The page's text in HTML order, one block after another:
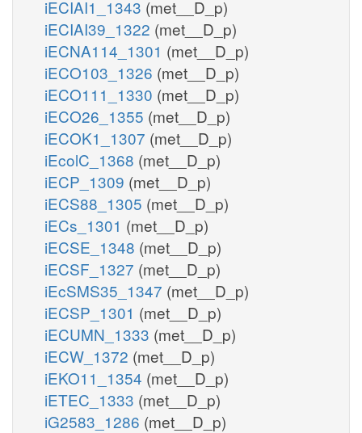
iECIAI1_1343 (met__D_p)
iECIAI39_1322 (met__D_p)
iECNA114_1301 (met__D_p)
iECO103_1326 (met__D_p)
iECO111_1330 (met__D_p)
iECO26_1355 (met__D_p)
iECOK1_1307 (met__D_p)
iEcolC_1368 (met__D_p)
iECP_1309 (met__D_p)
iECS88_1305 (met__D_p)
iECs_1301 (met__D_p)
iECSE_1348 (met__D_p)
iECSF_1327 (met__D_p)
iEcSMS35_1347 (met__D_p)
iECSP_1301 (met__D_p)
iECUMN_1333 (met__D_p)
iECW_1372 (met__D_p)
iEKO11_1354 (met__D_p)
iETEC_1333 (met__D_p)
iG2583_1286 (met__D_p)